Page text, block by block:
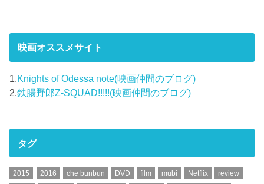
映画オススメサイト
1.Knights of Odessa note(映画仲間のブログ)
2.鉄腸野郎Z-SQUAD!!!!!(映画仲間のブログ)
タグ
2015 2016 che bunbun DVD film mubi Netflix
review